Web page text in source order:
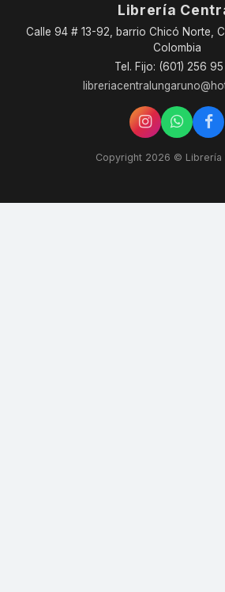
Librería
Calle 94 # 13-92, barrio Chicó Norte,
Colombia
Tel. Fijo: (601) 256
Copyright 2026 © Librería